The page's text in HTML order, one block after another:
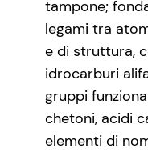
tampone;
legami tra
e di struttura,
idrocarburi
gruppi
chetoni, acidi
elementi di